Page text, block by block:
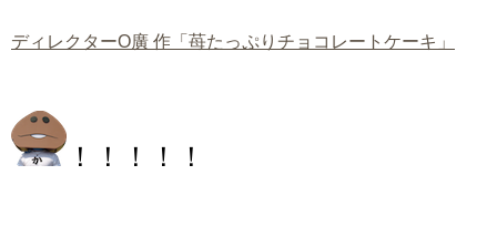
ディレクターO廣 作「苺たっぷりチョコレートケーキ」
！！！！！